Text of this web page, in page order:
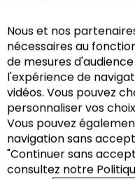
Recherche
IMPACT
ÉCONOMIQUE DE LA
PANDÉMIE DE
19 DANS LES
TERRITOIRES
ALSACIENS
Nous et nos
nécessaires au
de mesures
l'expérience de
vidéos. Vous pouvez
personnaliser vos
Vous pouvez
navigation sans
"Continuer sans
consultez notre